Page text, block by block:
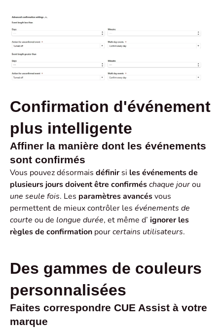
Confirmation d'événement
plus intelligente
Affiner la manière dont les événements
sont confirmés
Vous pouvez désormais définirsi les événements de
plusieurs jours doivent être confirméschaque jourou
une seule fois. Les paramètres avancésvous
permettent de mieux contrôler les événements de
courte ou de longue durée, et même d’ ignorer les
règles de confirmation pourcertains utilisateurs.
Des gammes de couleurs
personnalisées
Faites correspondre CUE Assist à votre
marque